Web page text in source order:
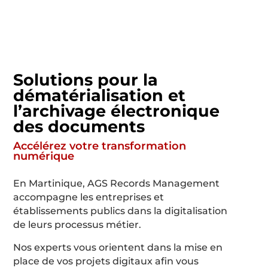
Solutions pour la
dématérialisation et
l’archivage électronique
des documents
Accélérez votre transformation
numérique
En Martinique, AGS Records Management
accompagne les entreprises et
établissements publics dans la digitalisation
de leurs processus métier.
Nos experts vous orientent dans la mise en
place de vos projets digitaux afin vous